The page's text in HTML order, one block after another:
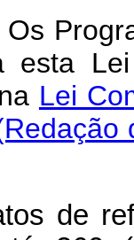
esta
Lei
de